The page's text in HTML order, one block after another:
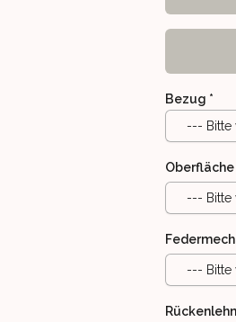
Bezug *
--- Bitte
Oberfläche
--- Bitte
--- Bitte